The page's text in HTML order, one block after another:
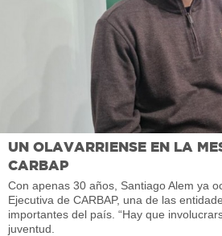
UN OLAVARRIENSE EN LA
CARBAP
Con apenas 30 años, Santiago Alem ya
Ejecutiva de CARBAP, una de las
importantes del país. “Hay que
juventud.